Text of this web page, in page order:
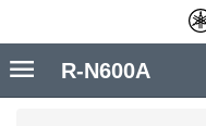
R-N600A